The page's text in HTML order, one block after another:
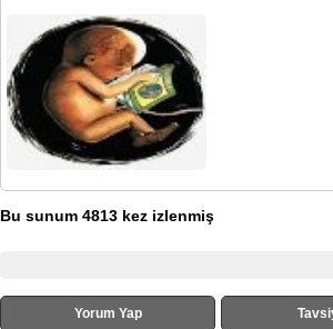
Bu sunum 4813 kez izlenmiş
Yorum Yap